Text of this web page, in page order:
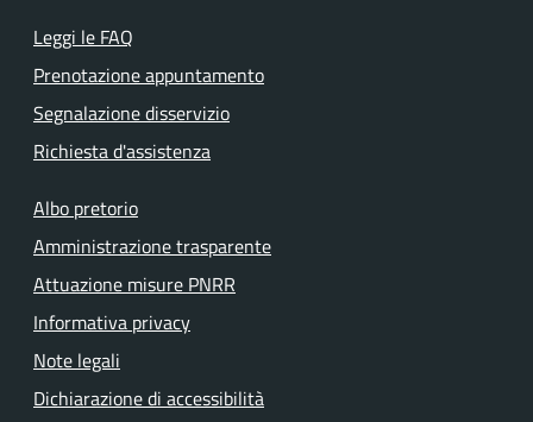
Leggi le FAQ
Prenotazione appuntamento
Segnalazione disservizio
Richiesta d'assistenza
Albo pretorio
Amministrazione trasparente
Attuazione misure PNRR
Informativa privacy
Note legali
Dichiarazione di accessibilità